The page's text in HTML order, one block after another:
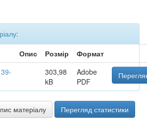
Опис Розмір
Формат
303,98
kB
Adobe
PDF
матеріалу Перегляд статистики